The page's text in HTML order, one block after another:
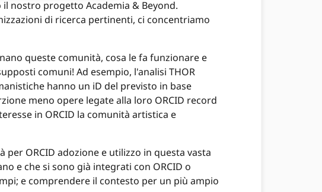
nostro progetto Academia & Beyond.
di ricerca pertinenti, ci concentriamo
queste comunità, cosa le fa funzionare e
comuni! Ad esempio, l'analisi THOR
hanno un iD del previsto in base
meno opere legate alla loro ORCID record
in ORCID la comunità artistica e
ORCID adozione e utilizzo in questa vasta
e che si sono già integrati con ORCID o
e comprendere il contesto per un più ampio